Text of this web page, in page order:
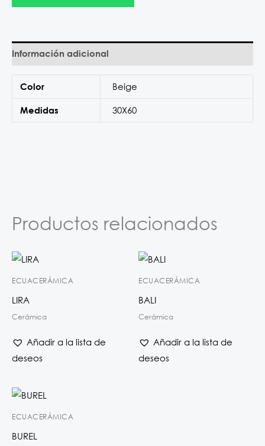
Información adicional
Color Beige
Medidas 30X60
Productos relacionados
ECUACERÁMICA
LIRA
Cerámica
Añadir a la lista de
deseos
ECUACERÁMICA
BALI
Cerámica
Añadir a la lista de
deseos
ECUACERÁMICA
BUREL